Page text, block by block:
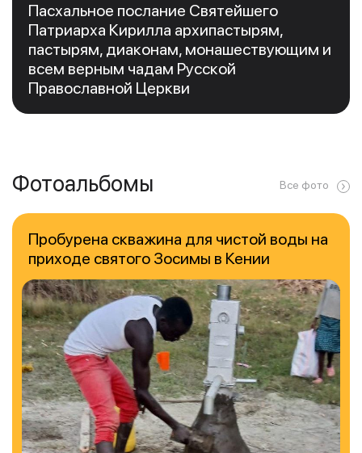
Пасхальное послание Святейшего
Патриарха Кирилла архипастырям,
пастырям, диаконам, монашествующим и
всем верным чадам Русской
Православной Церкви
Фотоальбомы Все фото
Пробурена скважина для чистой воды на
приходе святого Зосимы в Кении